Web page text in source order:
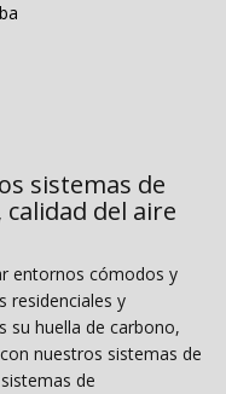
sistemas de
del aire
entornos cómodos y
residenciales y
su huella de carbono,
nuestros sistemas de
de